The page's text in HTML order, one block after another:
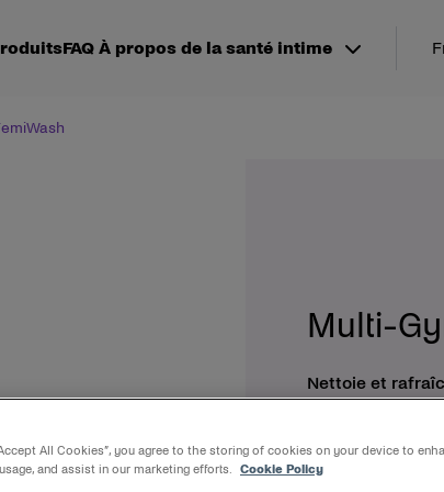
FAQ À propos de la santé intime
Multi-
Nettoie et
À propos du
All Cookies”, you agree to the storing of cookies on your device to
and assist in our marketing efforts.
Cookie Policy